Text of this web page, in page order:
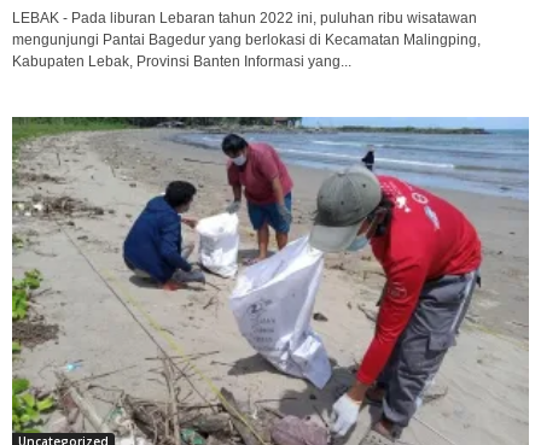
LEBAK - Pada liburan Lebaran tahun 2022 ini, puluhan ribu wisatawan
mengunjungi Pantai Bagedur yang berlokasi di Kecamatan Malingping,
Kabupaten Lebak, Provinsi Banten Informasi yang...
Uncategorized